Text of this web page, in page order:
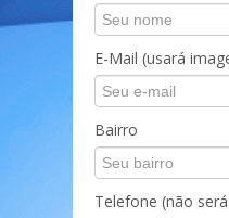
E-Mail (usará
Bairro
Telefone (não